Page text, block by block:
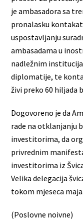
je ambasadora sa
pronalasku
uspostavljanju
ambasadama u
nadležnim
diplomatije, te
živi preko 60 hiljada
Dogovoreno je da
rade na otklanjanju
investitorima, da
privrednim
investitorima iz
Velika delegacija
tokom mjeseca maja.
(Poslovne noivne)